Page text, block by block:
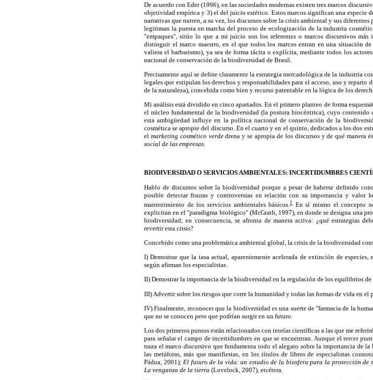
De acuerdo con Eder (1996), en las sociedades modernas existen tres marcos
objetividad empírica y 3) el del juicio estético. Estos marcos significan una especie
narrativas que nutren, a su vez, los discursos sobre la crisis ambiental y sus
legitiman la puesta en marcha del proceso de ecologización de la industria
"empaques", sitúo lo que a mi juicio son los referentes o marcos discursivos
distinguir el marco maestro, en el que todos los marcos entran en una situación
valiera el barbarismo), ya sea de forma tácita o explícita, mediante todos los
nacional de conservación de la biodiversidad de Brasil.
Precisamente aquí se define claramente la estrategia mercadológica de la industria
legales que estipulan los derechos y responsabilidades para el acceso, uso y
de la naturaleza), concebida como bien y recurso patentable en la lógica de los
Mi análisis está dividido en cinco apartados. En el primero planteo de forma
el núcleo fundamental de la biodiversidad (la postura biocéntrica), cuyo contenido
esta ambigüedad influye en la política nacional de conservación de la
cosmética se apropie del discurso. En el cuarto y en el quinto, dedicados a los dos
el marketing cosmético verdedrena y se apropia de los discursos y de qué manera
social de las empresas.
BIODIVERSIDAD O SERVICIOS AMBIENTALES: INCERTIDUMBRES
Hablo de discursos sobre la biodiversidad porque a pesar de haberse definido
posible detectar fisuras y controversias en relación con su importancia y valor
mantenimiento de los servicios ambientales básicos.1En sí mismo el concepto
explicitan en el "paradigma biológico" (McGrath, 1997), en donde se designa una
biodiversidad; en consecuencia, se afronta de manera activa: ¿qué estrategias
revertir esta crisis?
Concebido como una problemática ambiental global, la crisis de la biodiversidad
I) Demostrar que la tasa actual, aparentemente acelerada de extinción de
según afirman los especialistas.
II) Demostrar la importancia de la biodiversidad en la regulación de los equilibrios de
III) Advertir sobre los riesgos que corre la humanidad y todas las formas de vida en el
IV) Finalmente, reconocer que la biodiversidad es una suerte de "farmacia de la
que no se conocen pero que podrían surgir en un futuro.
Los dos primeros puntos están relacionados con teorías científicas a las que me
para señalar el campo de incertidumbres en que se encuentran. Aunque el tercer
traza el marco discursivo que fundamenta todo el alegato sobre la importancia de
las metáforas, más que manifiestas, en los títulos de libros de especialistas
Pádua, 2001);El futuro de la vida: un estudio de la biosfera para la protección de
La venganza de la tierra (Lovelock, 2007), etcétera.